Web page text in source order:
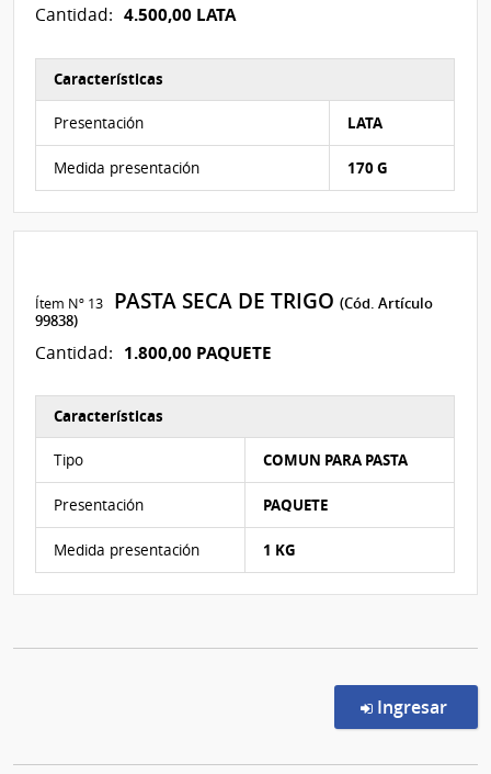
Cantidad: 4.500,00 LATA
Características del Ítem Nº 12
Características
Presentación LATA
Medida presentación 170 G
Ítem Nº 13 PASTA SECA DE TRIGO(Cód. Artículo
99838)
Cantidad: 1.800,00 PAQUETE
Características
Tipo COMUN PARA PASTA
Presentación PAQUETE
Medida presentación 1 KG
Ingresar